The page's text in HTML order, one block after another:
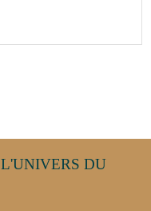
L'UNIVERS DU